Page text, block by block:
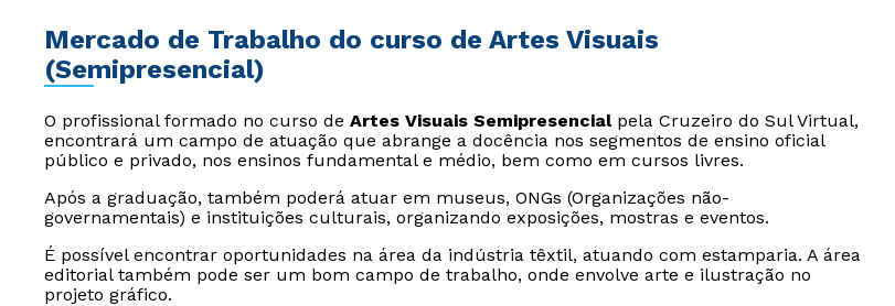
Mercado de Trabalho do curso de Artes Visuais
(Semipresencial)
O profissional formado no curso de Artes Visuais Semipresencialpela Cruzeiro do Sul Virtual,
encontrará um campo de atuação que abrange a docência nos segmentos de ensino oficial
público e privado, nos ensinos fundamental e médio, bem como em cursos livres.
Após a graduação, também poderá atuar em museus, ONGs (Organizações não-
governamentais) e instituições culturais, organizando exposições, mostras e eventos.
É possível encontrar oportunidades na área da indústria têxtil, atuando com estamparia. A área
editorial também pode ser um bom campo de trabalho, onde envolve arte e ilustração no
projeto gráfico.